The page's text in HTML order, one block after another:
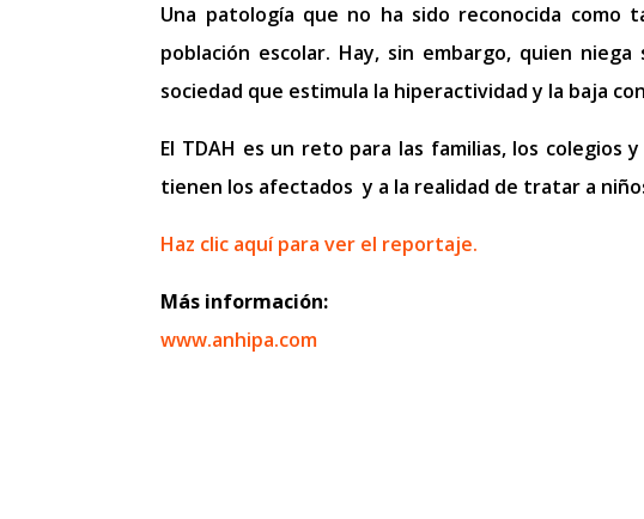
Una patología que no ha sido reconocida
población escolar. Hay, sin embargo, quien
sociedad que estimula la hiperactividad y la baja
El TDAH es un reto para las familias, los colegios
tienen los afectados y a la realidad de tratar a
Haz clic aquí para ver el reportaje.
Más información:
www.anhipa.com